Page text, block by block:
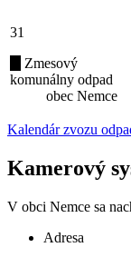
31
Zmesový
komunálny odpad
obec Nemce
Kalendár zvozu
Kamerový
V obci Nemce sa
Adresa